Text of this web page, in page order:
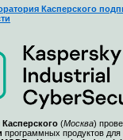
Касперского
(Москва)
программных продуктов